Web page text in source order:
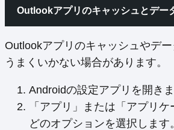
Outlookアプリのキャッシュとデー
Outlookアプリのキャッシュやデ
うまくいかない場合があります。
Androidの設定アプリを開きま
「アプリ」または「アプリ
どのオプションを選択します。